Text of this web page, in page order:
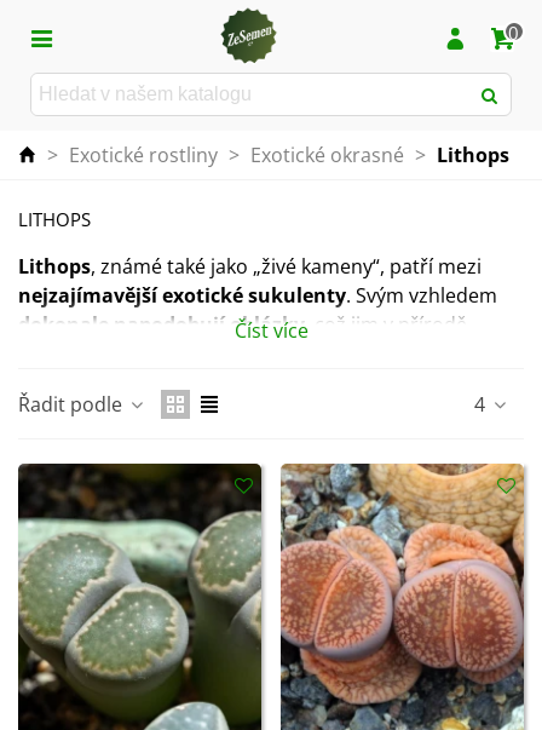
0
> Exotické rostliny > Exotické okrasné > Lithops
LITHOPS
Lithops, známé také jako „živé kameny“, patří mezi
nejzajímavější exotické sukulenty. Svým vzhledem
dokonale napodobují oblázky, což jim v přírodě
lithops má originální kresbu i tvar, takže žádné dva
Jde ovelmi nenáročné rostliny, které vyžadují pouze
slunné místo, dobře propustný substrát a velmi
střídmou zálivku. Při správné péči dokáží i překvapit
krásnými květy v bílé nebo žluté barvě.
Číst více
Řadit podle 4